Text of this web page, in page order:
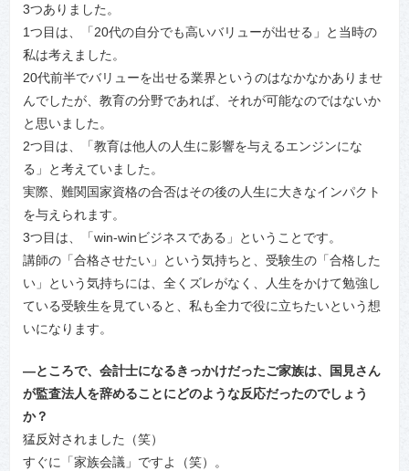
3つありました。
1つ目は、「20代の自分でも高いバリューが出せる」と当時の
私は考えました。
20代前半でバリューを出せる業界というのはなかなかありませ
んでしたが、教育の分野であれば、それが可能なのではないか
と思いました。
2つ目は、「教育は他人の人生に影響を与えるエンジンにな
る」と考えていました。
実際、難関国家資格の合否はその後の人生に大きなインパクト
を与えられます。
3つ目は、「win-winビジネスである」ということです。
講師の「合格させたい」という気持ちと、受験生の「合格した
い」という気持ちには、全くズレがなく、人生をかけて勉強し
ている受験生を見ていると、私も全力で役に立ちたいという想
いになります。
―ところで、会計士になるきっかけだったご家族は、国見さん
が監査法人を辞めることにどのような反応だったのでしょう
か？
猛反対されました（笑）
すぐに「家族会議」ですよ（笑）。